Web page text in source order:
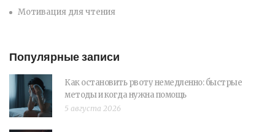
Мотивация для чтения
Популярные записи
Как остановить рвоту немедленно: быстрые
методы и когда нужна помощь
5 августа 2026